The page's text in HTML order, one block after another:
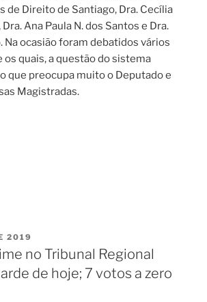
de Direito de Santiago, Dra. Cecília
Ana Paula N. dos Santos e Dra.
Na ocasião foram debatidos vários
quais, a questão do sistema
que preocupa muito o Deputado e
Magistradas.
2019
no Tribunal Regional
de hoje; 7 votos a zero